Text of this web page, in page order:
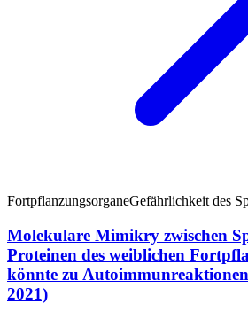
FortpflanzungsorganeGefährlichkeit des
Molekulare Mimikry zwischen
Proteinen des weiblichen
könnte zu
2021)